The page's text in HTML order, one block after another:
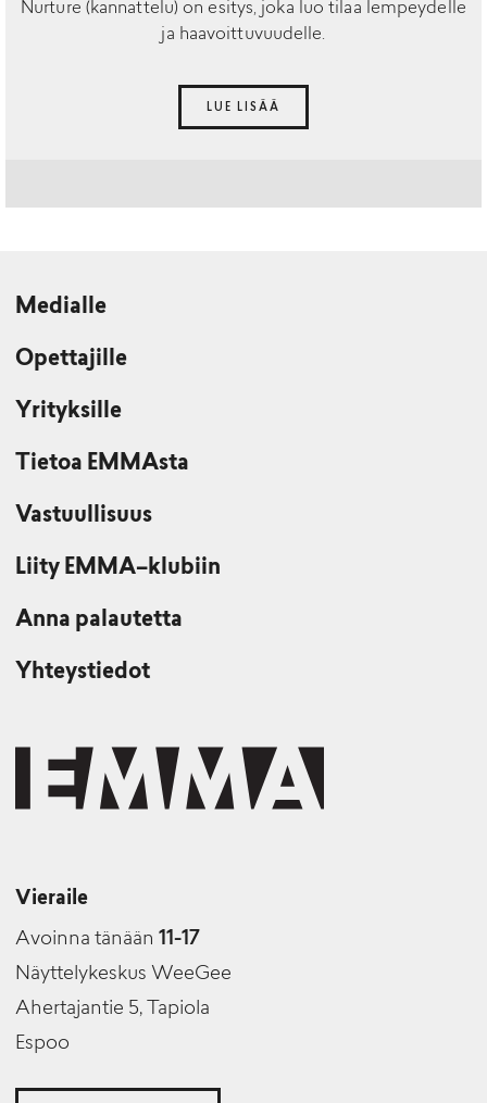
Nurture (kannattelu) on esitys, joka luo tilaa lempeydelle
ja haavoittuvuudelle.
LUE LISÄÄ
Medialle
Opettajille
Yrityksille
Tietoa EMMAsta
Vastuullisuus
Liity EMMA–klubiin
Anna palautetta
Yhteystiedot
Vieraile
Avoinna tänään 11-17
Näyttelykeskus WeeGee
Ahertajantie 5, Tapiola
Espoo